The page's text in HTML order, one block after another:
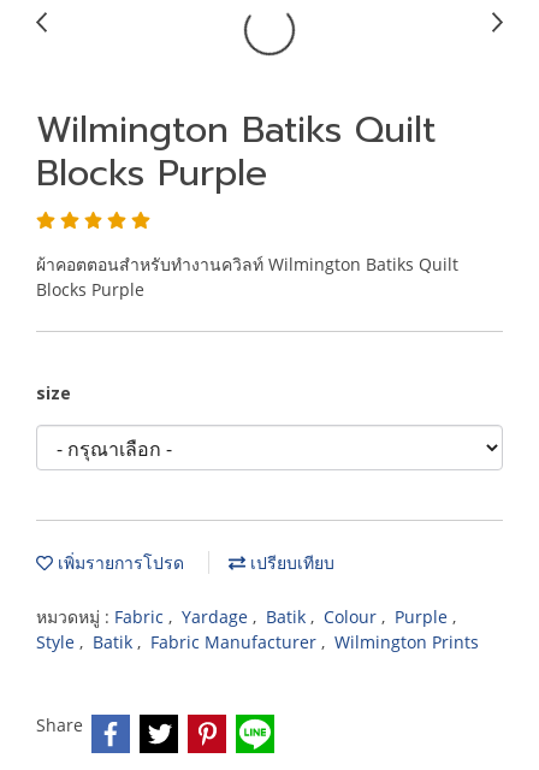
Wilmington Batiks Quilt
Blocks Purple
ผ้าคอตตอนสำหรับทำงานควิลท์ Wilmington Batiks Quilt
Blocks Purple
size
เพิ่มรายการโปรด เปรียบเทียบ
หมวดหมู่ : Fabric , Yardage , Batik , Colour , Purple ,
Style , Batik , Fabric Manufacturer , Wilmington Prints
Share